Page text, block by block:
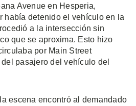
Avenue en Hesperia,
había detenido el vehículo en la
a la intersección sin
que se aproxima. Esto hizo
por Main Street
pasajero del vehículo del
escena encontró al demandado